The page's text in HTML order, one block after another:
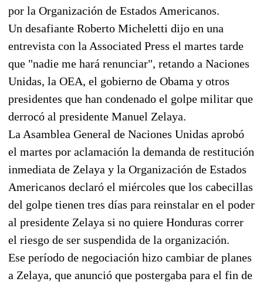
por la Organización de Estados Americanos.
Un desafiante Roberto Micheletti dijo en una
entrevista con la Associated Press el martes tarde
que "nadie me hará renunciar", retando a Naciones
Unidas, la OEA, el gobierno de Obama y otros
presidentes que han condenado el golpe militar que
derrocó al presidente Manuel Zelaya.
La Asamblea General de Naciones Unidas aprobó
el martes por aclamación la demanda de restitución
inmediata de Zelaya y la Organización de Estados
Americanos declaró el miércoles que los cabecillas
del golpe tienen tres días para reinstalar en el poder
al presidente Zelaya si no quiere Honduras correr
el riesgo de ser suspendida de la organización.
Ese período de negociación hizo cambiar de planes
a Zelaya, que anunció que postergaba para el fin de